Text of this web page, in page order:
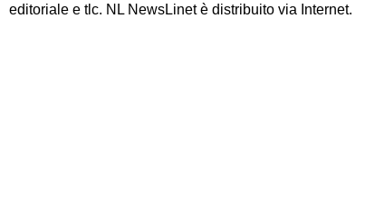
editoriale e tlc. NL NewsLinet è distribuito via Internet.